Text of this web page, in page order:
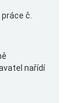
č.
nařídí